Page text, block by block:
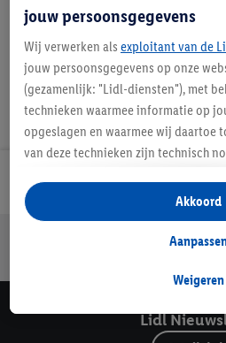
Lidl
Jouw voordelen bij ons als Lidl
Lidl
jouw persoonsgegevens
Wij verwerken als exploitant van de
jouw persoonsgegevens op onze
(gezamenlijk: "Lidl-diensten"), met
technieken waarmee informatie op
opgeslagen en waarmee wij daartoe
van deze technieken zijn technisch
opslaan van voorkeursinstellingen,
analyseren van statistieken of voor
gepersonaliseerde reclame binnen
gegevens over jouw aankoopgedrag
Als je hier toestemming geeft aan
Weigeren
Akkoord